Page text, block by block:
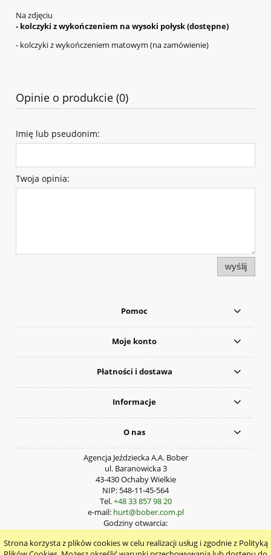
Strona korzysta z plików cookies w celu realizacji usług i zgodnie z Polityką
Na zdjęciu
- kolczyki z wykończeniem na wysoki połysk (dostępne)
- kolczyki z wykończeniem matowym (na zamówienie)
Opinie o produkcie (0)
Imię lub pseudonim:
Twoja opinia:
wyślij
Pomoc
Moje konto
Płatności i dostawa
Informacje
O nas
Agencja Jeździecka A.A. Bober
ul. Baranowicka 3
43-430 Ochaby Wielkie
NIP: 548-11-45-564
Tel.+48 33 857 98 20
e-mail: hurt@bober.com.pl
Godziny otwarcia: